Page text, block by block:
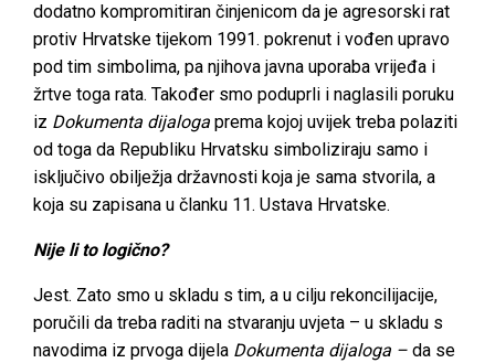
dodatno kompromitiran činjenicom da je agresorski rat
protiv Hrvatske tijekom 1991. pokrenut i vođen upravo
pod tim simbolima, pa njihova javna uporaba vrijeđa i
žrtve toga rata. Također smo poduprli i naglasili poruku
iz Dokumenta dijaloga prema kojoj uvijek treba polaziti
od toga da Republiku Hrvatsku simboliziraju samo i
isključivo obilježja državnosti koja je sama stvorila, a
koja su zapisana u članku 11. Ustava Hrvatske.
Nije li to logično?
Jest. Zato smo u skladu s tim, a u cilju rekoncilijacije,
poručili da treba raditi na stvaranju uvjeta – u skladu s
navodima iz prvoga dijela Dokumenta dijaloga – da se